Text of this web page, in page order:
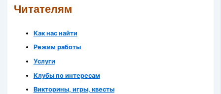
Читателям
Как нас найти
Режим работы
Услуги
Клубы по интересам
Викторины, игры, квесты